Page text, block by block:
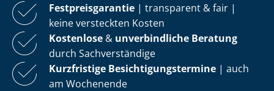
Fest­preis­ga­ran­tie | transparent & fair |
keine versteckten Kosten
Kostenlose & unverbindliche Beratung
durch Sachverständige
Kurzfristige Be­sich­ti­gungs­ter­mi­ne | auch
am Wochenende